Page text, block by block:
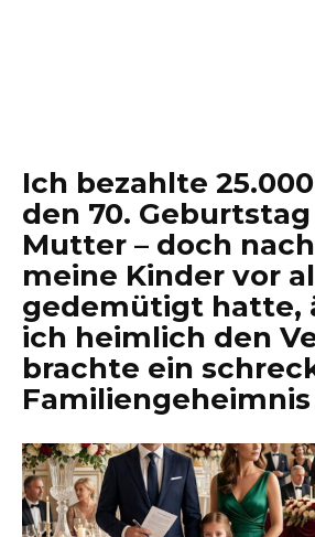
Ich bezahlte
den 70.
Mutter – doch
meine Kinder vor
gedemütigt hatte,
ich heimlich den
brachte ein